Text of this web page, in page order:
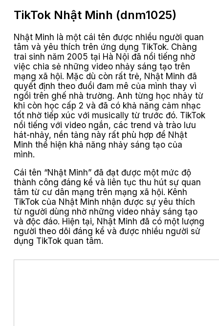
TikTok Nhật Minh (dnm1025)
Nhật Minh là một cái tên được nhiều người quan
tâm và yêu thích trên ứng dụng TikTok. Chàng
trai sinh năm 2005 tại Hà Nội đã nổi tiếng nhờ
việc chia sẻ những video nhảy sáng tạo trên
mạng xã hội. Mặc dù còn rất trẻ, Nhật Minh đã
quyết định theo đuổi đam mê của mình thay vì
ngồi trên ghế nhà trường. Anh từng học nhảy từ
khi còn học cấp 2 và đã có khả năng cảm nhạc
tốt nhờ tiếp xúc với musically từ trước đó. TikTok
nổi tiếng với video ngắn, các trend và trào lưu
hát-nhảy, nền tảng này rất phù hợp để Nhật
Minh thể hiện khả năng nhảy sáng tạo của
mình.
Cái tên “Nhật Minh” đã đạt được một mức độ
thành công đáng kể và liên tục thu hút sự quan
tâm từ cư dân mạng trên mạng xã hội. Kênh
TikTok của Nhật Minh nhận được sự yêu thích
từ người dùng nhờ những video nhảy sáng tạo
và độc đáo. Hiện tại, Nhật Minh đã có một lượng
người theo dõi đáng kể và được nhiều người sử
dụng TikTok quan tâm.